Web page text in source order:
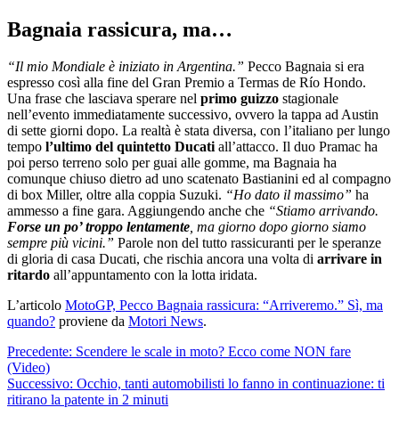
Bagnaia rassicura, ma…
“Il mio Mondiale è iniziato in Argentina.” Pecco Bagnaia si era
espresso così alla fine del Gran Premio a Termas de Río Hondo.
Una frase che lasciava sperare nel primo guizzo stagionale
nell’evento immediatamente successivo, ovvero la tappa ad Austin
di sette giorni dopo. La realtà è stata diversa, con l’italiano per lungo
tempo l’ultimo del quintetto Ducatiall’attacco. Il duo Pramac ha
poi perso terreno solo per guai alle gomme, ma Bagnaia ha
comunque chiuso dietro ad uno scatenato Bastianini ed al compagno
di box Miller, oltre alla coppia Suzuki. “Ho dato il massimo” ha
ammesso a fine gara. Aggiungendo anche che “Stiamo arrivando.
Forse un po’ troppo lentamente, ma giorno dopo giorno siamo
sempre più vicini.” Parole non del tutto rassicuranti per le speranze
di gloria di casa Ducati, che rischia ancora una volta di arrivare in
ritardo all’appuntamento con la lotta iridata.
L’articolo MotoGP, Pecco Bagnaia rassicura: “Arriveremo.” Sì, ma
quando? proviene da Motori News.
Navigazione
articolo
Precedente: Scendere le scale in moto? Ecco come NON fare
(Video)
Successivo: Occhio, tanti automobilisti lo fanno in continuazione: ti
ritirano la patente in 2 minuti